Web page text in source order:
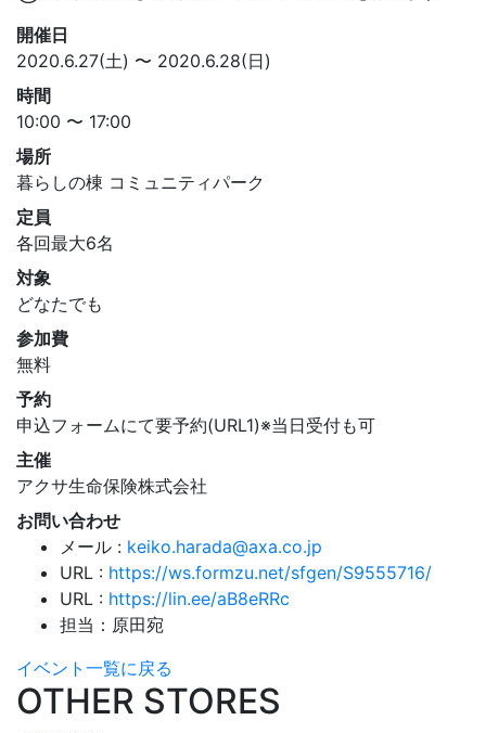
開催日
2020.6.27(土) 〜 2020.6.28(日)
時間
10:00 〜 17:00
場所
暮らしの棟 コミュニティパーク
定員
各回最大6名
対象
どなたでも
参加費
無料
予約
申込フォームにて要予約(URL1)※当日受付も可
主催
アクサ生命保険株式会社
お問い合わせ
メール : keiko.harada@axa.co.jp
URL : https://ws.formzu.net/sfgen/S9555716/
URL : https://lin.ee/aB8eRRc
担当：原田宛
イベント一覧に戻る
OTHER STORES